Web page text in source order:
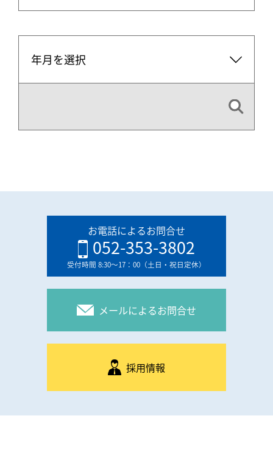
お電話によるお問合せ
052-353-3802
受付時間 8:30〜17：00（土日・祝日定休）
メールによるお問合せ
採用情報